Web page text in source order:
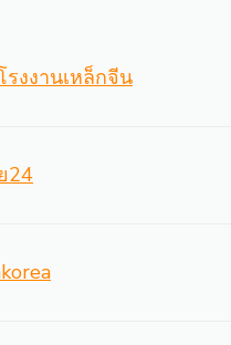
รงงานเหล็กจีน
24